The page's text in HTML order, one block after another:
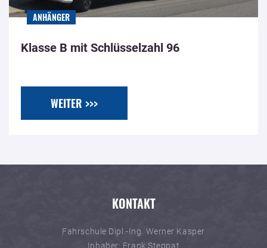
Klasse B mit Schlüsselzahl 96
WEITER >>>
ANHÄNGER
KONTAKT
Fahrschule Dipl.-Ing. Werner Kasper
Inhaber: Frank Steppat